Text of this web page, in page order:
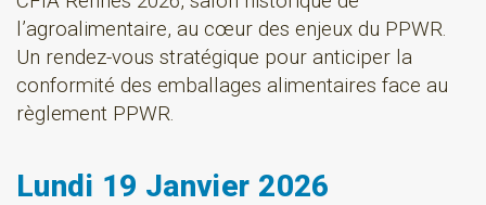
l’agroalimentaire, au cœur des enjeux du PPWR.
Un rendez-vous stratégique pour anticiper la
conformité des emballages alimentaires face au
règlement PPWR.
Lundi 19 Janvier 2026